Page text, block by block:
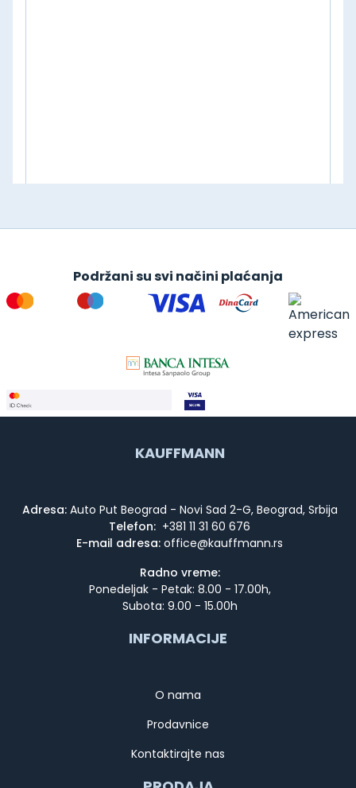
Podržani su svi načini plaćanja
KAUFFMANN
Adresa:Auto Put Beograd - Novi Sad 2-G, Beograd, Srbija
Telefon: +381 11 31 60 676
E-mail adresa:
Radno vreme:
Ponedeljak - Petak: 8.00 - 17.00h,
Subota: 9.00 - 15.00h
INFORMACIJE
O nama
Prodavnice
Kontaktirajte nas